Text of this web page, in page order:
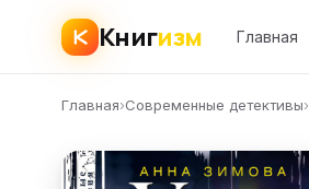
Книгизм Главная
Главная›Современные детективы›